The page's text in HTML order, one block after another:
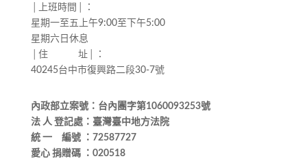
│上班時間│：
星期一至五上午9:00至下午5:00
星期六日休息
│住 址│：
40245台中市復興路二段30-7號
內政部立案號：台內團字第1060093253號
法 人 登記處：臺灣臺中地方法院
統 一 編號 ：72587727
愛心 捐贈碼 ：020518